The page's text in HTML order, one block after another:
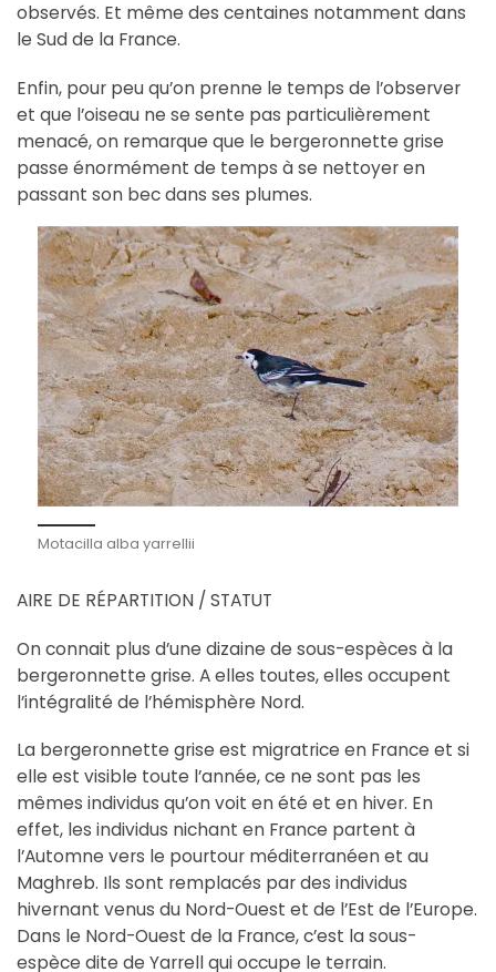
observés. Et même des centaines notamment dans
le Sud de la France.
Enfin, pour peu qu’on prenne le temps de l’observer
et que l’oiseau ne se sente pas particulièrement
menacé, on remarque que le bergeronnette grise
passe énormément de temps à se nettoyer en
passant son bec dans ses plumes.
Motacilla alba yarrellii
AIRE DE RÉPARTITION / STATUT
On connait plus d’une dizaine de sous-espèces à la
bergeronnette grise. A elles toutes, elles occupent
l’intégralité de l’hémisphère Nord.
La bergeronnette grise est migratrice en France et si
elle est visible toute l’année, ce ne sont pas les
mêmes individus qu’on voit en été et en hiver. En
effet, les individus nichant en France partent à
l’Automne vers le pourtour méditerranéen et au
Maghreb. Ils sont remplacés par des individus
hivernant venus du Nord-Ouest et de l’Est de l’Europe.
Dans le Nord-Ouest de la France, c’est la sous-
espèce dite de Yarrell qui occupe le terrain.